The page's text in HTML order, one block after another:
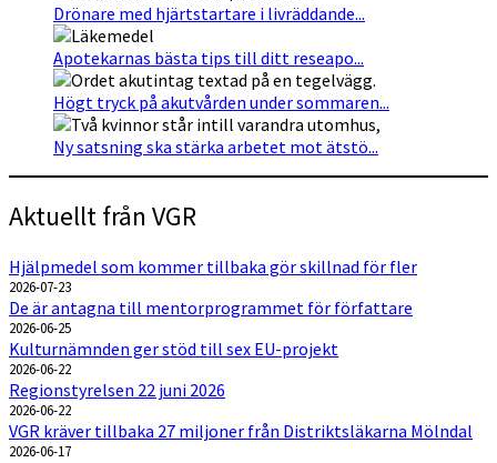
Drönare med hjärtstartare i livräddande...
Apotekarnas bästa tips till ditt reseapo...
Högt tryck på akutvården under sommaren...
Ny satsning ska stärka arbetet mot ätstö...
Aktuellt från VGR
Hjälpmedel som kommer tillbaka gör skillnad för fler
2026-07-23
De är antagna till mentorprogrammet för författare
2026-06-25
Kulturnämnden ger stöd till sex EU-projekt
2026-06-22
Regionstyrelsen 22 juni 2026
2026-06-22
VGR kräver tillbaka 27 miljoner från Distriktsläkarna Mölndal
2026-06-17